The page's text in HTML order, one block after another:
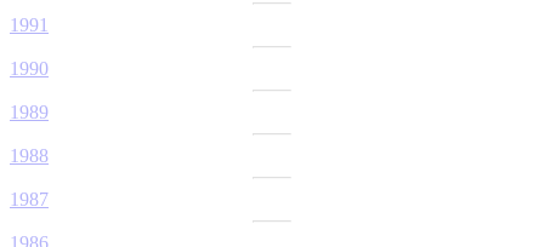
1991
1990
1989
1988
1987
1986